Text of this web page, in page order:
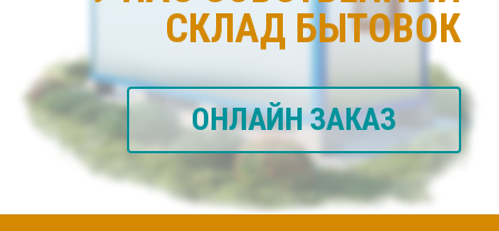
СКЛАД БЫТОВОК
ОНЛАЙН ЗАКАЗ